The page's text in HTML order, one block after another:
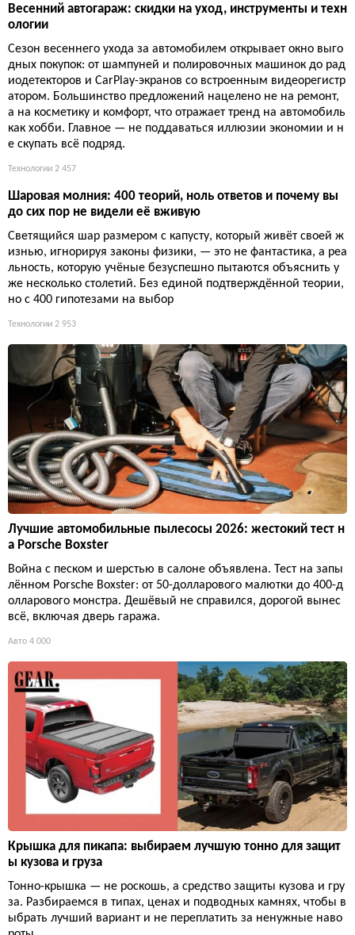
Весенний автогараж: скидки на уход, инструменты и техн
ологии
Сезон весеннего ухода за автомобилем открывает окно выго
дных покупок: от шампуней и полировочных машинок до рад
иодетекторов и CarPlay-экранов со встроенным видеорегистр
атором. Большинство предложений нацелено не на ремонт,
а на косметику и комфорт, что отражает тренд на автомобиль
как хобби. Главное — не поддаваться иллюзии экономии и н
е скупать всё подряд.
Технологии 2 457
Шаровая молния: 400 теорий, ноль ответов и почему вы
до сих пор не видели её вживую
Светящийся шар размером с капусту, который живёт своей ж
изнью, игнорируя законы физики, — это не фантастика, а реа
льность, которую учёные безуспешно пытаются объяснить у
же несколько столетий. Без единой подтверждённой теории,
но с 400 гипотезами на выбор
Технологии 2 953
Лучшие автомобильные пылесосы 2026: жестокий тест н
а Porsche Boxster
Война с песком и шерстью в салоне объявлена. Тест на запы
лённом Porsche Boxster: от 50-долларового малютки до 400-д
олларового монстра. Дешёвый не справился, дорогой вынес
всё, включая дверь гаража.
Авто 4 000
Крышка для пикапа: выбираем лучшую тонно для защит
ы кузова и груза
Тонно-крышка — не роскошь, а средство защиты кузова и гру
за. Разбираемся в типах, ценах и подводных камнях, чтобы в
ыбрать лучший вариант и не переплатить за ненужные наво